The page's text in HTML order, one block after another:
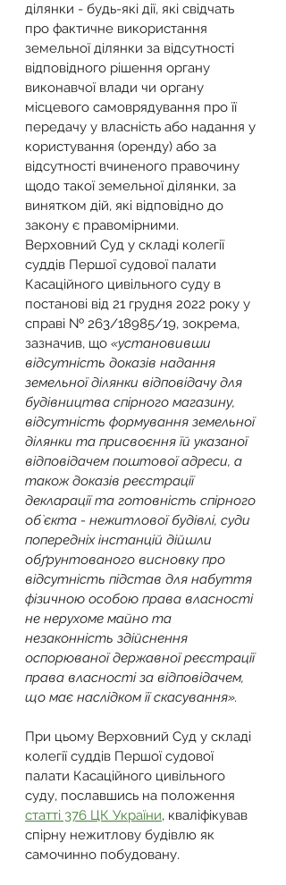
ділянки - будь-які дії, які свідчать
про фактичне використання
земельної ділянки за відсутності
відповідного рішення органу
виконавчої влади чи органу
місцевого самоврядування про її
передачу у власність або надання у
користування (оренду) або за
відсутності вчиненого правочину
щодо такої земельної ділянки, за
винятком дій, які відповідно до
закону є правомірними.
Верховний Суд у складі колегії
суддів Першої судової палати
Касаційного цивільного суду в
постанові від 21 грудня 2022 року у
справі № 263/18985/19, зокрема,
зазначив, що «установивши
відсутність доказів надання
земельної ділянки відповідачу для
будівництва спірного магазину,
відсутність формування земельної
ділянки та присвоєння їй указаної
відповідачем поштової адреси, а
також доказів реєстрації
декларації та готовність спірного
об`єкта - нежитлової будівлі, суди
попередніх інстанцій дійшли
обґрунтованого висновку про
відсутність підстав для набуття
фізичною особою права власності
не нерухоме майно та
незаконність здійснення
оспорюваної державної реєстрації
права власності за відповідачем,
що має наслідком її скасування».
При цьому Верховний Суд у складі
колегії суддів Першої судової
палати Касаційного цивільного
суду, пославшись на положення
статті 376 ЦК України, кваліфікував
спірну нежитлову будівлю як
самочинно побудовану.